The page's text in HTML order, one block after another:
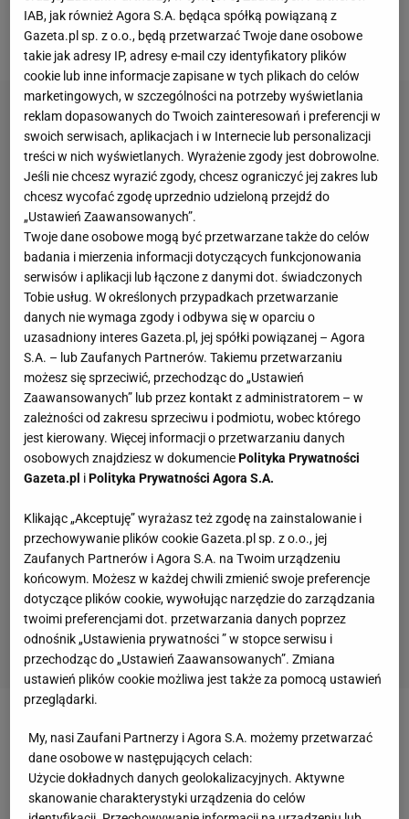
postanowił zdradzić swój plan na walkę z
"Rumblem".
Pierwsze starcie wspomnianych zawodników
pewnością nie zawiodło nikogo. Daniel Cormier
kilkukrotnie lądował na deskach po mocnych
ciosach Anthonego Johnsona, jednak był w stanie
IAB, jak również Agora S.A. będąca spółką powiązaną z
Gazeta.pl sp. z o.o., będą przetwarzać Twoje dane osobowe
takie jak adresy IP, adresy e-mail czy identyfikatory plików
cookie lub inne informacje zapisane w tych plikach do celów
marketingowych, w szczególności na potrzeby wyświetlania
reklam dopasowanych do Twoich zainteresowań i preferencji w
swoich serwisach, aplikacjach i w Internecie lub personalizacji
treści w nich wyświetlanych. Wyrażenie zgody jest dobrowolne.
Jeśli nie chcesz wyrazić zgody, chcesz ograniczyć jej zakres lub
chcesz wycofać zgodę uprzednio udzieloną przejdź do
„Ustawień Zaawansowanych”.
Twoje dane osobowe mogą być przetwarzane także do celów
badania i mierzenia informacji dotyczących funkcjonowania
serwisów i aplikacji lub łączone z danymi dot. świadczonych
Tobie usług. W określonych przypadkach przetwarzanie
danych nie wymaga zgody i odbywa się w oparciu o
uzasadniony interes Gazeta.pl, jej spółki powiązanej – Agora
S.A. – lub Zaufanych Partnerów. Takiemu przetwarzaniu
możesz się sprzeciwić, przechodząc do „Ustawień
Zaawansowanych” lub przez kontakt z administratorem – w
zależności od zakresu sprzeciwu i podmiotu, wobec którego
jest kierowany. Więcej informacji o przetwarzaniu danych
osobowych znajdziesz w dokumenciePolityka Prywatności
Gazeta.pl iPolityka Prywatności Agora S.A.
Klikając „Akceptuję” wyrażasz też zgodę na zainstalowanie i
przechowywanie plików cookie Gazeta.pl sp. z o.o., jej
Zaufanych Partnerów i Agora S.A. na Twoim urządzeniu
końcowym. Możesz w każdej chwili zmienić swoje preferencje
dotyczące plików cookie, wywołując narzędzie do zarządzania
twoimi preferencjami dot. przetwarzania danych poprzez
odnośnik „Ustawienia prywatności ” w stopce serwisu i
przechodząc do „Ustawień Zaawansowanych”. Zmiana
ustawień plików cookie możliwa jest także za pomocą ustawień
przeglądarki.
My, nasi Zaufani Partnerzy i Agora S.A. możemy przetwarzać
dane osobowe w następujących celach:
Użycie dokładnych danych geolokalizacyjnych. Aktywne
skanowanie charakterystyki urządzenia do celów